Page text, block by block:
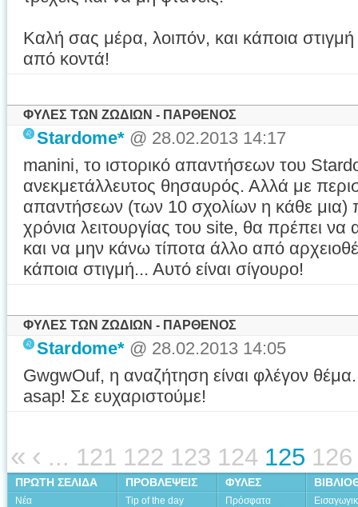
Καλή σας μέρα, λοιπόν, και κάποια
από κοντά!
ΦΥΛΕΣ ΤΩΝ ΖΩΔΙΩΝ - ΠΑΡΘΕΝΟΣ
Stardome* @ 28.02.2013 14:17
manini, το ιστορικό απαντήσεων του
ανεκμετάλλευτος θησαυρός. Αλλά με
απαντήσεων (των 10 σχολίων η κάθε μια)
χρόνια λειτουργίας του site, θα πρέπει
και να μην κάνω τίποτα άλλο από
κάποια στιγμή... Αυτό είναι σίγουρο!
ΦΥΛΕΣ ΤΩΝ ΖΩΔΙΩΝ - ΠΑΡΘΕΝΟΣ
Stardome* @ 28.02.2013 14:05
GwgwOuf, η αναζήτηση είναι φλέγον
asap! Σε ευχαριστούμε!
« ‹ ... 121 122 123 124 125 126
ΠΡΩΤΗ ΣΕΛΙΔΑ
Νέα
ΠΡΟΒΛΕΨΕΙΣ
Tip of the day
ΦΥΛΕΣ
Πρόσφατα